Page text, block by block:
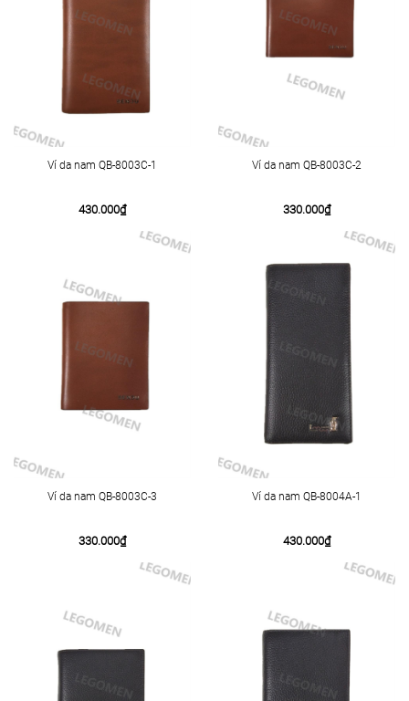
Ví da nam QB-8003C-1
430.000₫
Ví da nam QB-8003C-2
330.000₫
Ví da nam QB-8003C-3
330.000₫
Ví da nam QB-8004A-1
430.000₫